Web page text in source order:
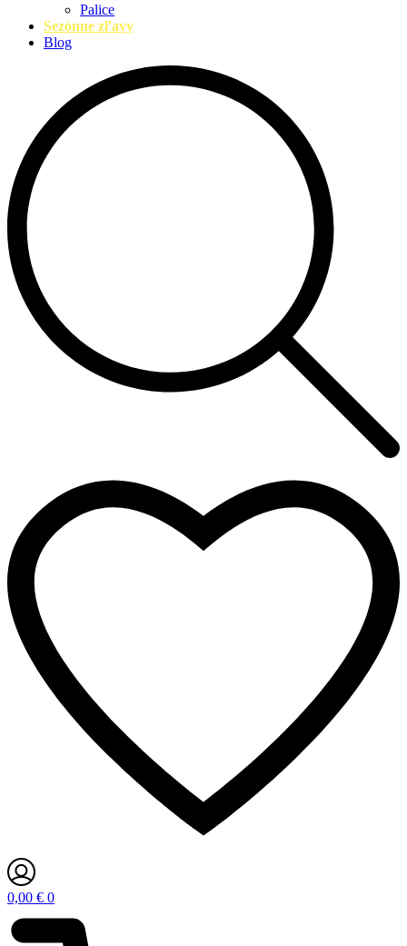
Palice
Sezónne zľavy
Blog
0,00 € 0